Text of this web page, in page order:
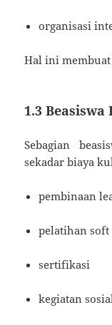
organisasi
Hal ini
1.3
Sebagian
sekadar biaya
pembinaan
pelatihan
sertifikasi
kegiatan